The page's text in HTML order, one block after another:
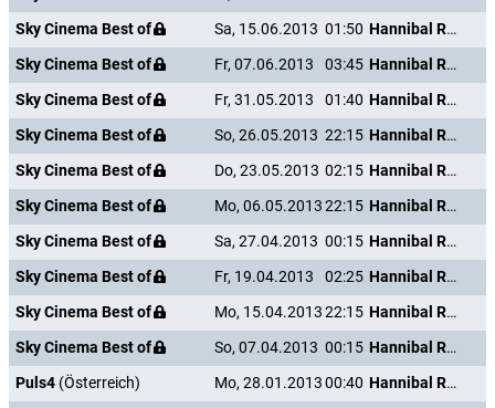
Sky Cinema Best of
Sa, 15.06.2013 01:50
Hannibal Rising - Wie alles begann
Sky Cinema Best of
Fr, 07.06.2013 03:45
Hannibal Rising - Wie alles begann
Sky Cinema Best of
Fr, 31.05.2013 01:40
Hannibal Rising - Wie alles begann
Sky Cinema Best of
So, 26.05.2013 22:15
Hannibal Rising - Wie alles begann
Sky Cinema Best of
Do, 23.05.2013 02:15
Hannibal Rising - Wie alles begann
Sky Cinema Best of
Mo, 06.05.201322:15
Hannibal Rising - Wie alles begann
Sky Cinema Best of
Sa, 27.04.2013 00:15
Hannibal Rising - Wie alles begann
Sky Cinema Best of
Fr, 19.04.2013 02:25
Hannibal Rising - Wie alles begann
Sky Cinema Best of
Mo, 15.04.201322:15
Hannibal Rising - Wie alles begann
Sky Cinema Best of
So, 07.04.2013 00:15
Hannibal Rising - Wie alles begann
Puls4 (Österreich) Mo, 28.01.201300:40
Hannibal Rising - Wie alles begann